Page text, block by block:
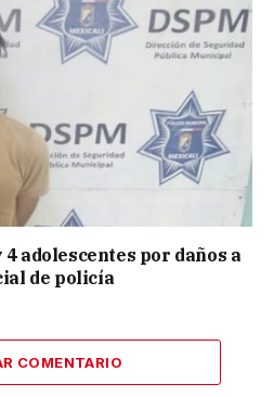
adolescentes por daños a
de policía
COMENTARIO